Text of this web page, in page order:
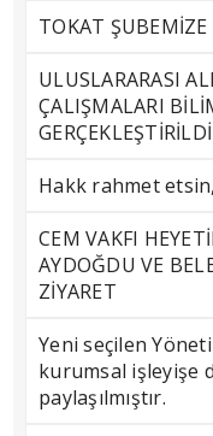
TOKAT ŞUBEMİZE
ULUSLARARASI
ÇALIŞMALARI
GERÇEKLEŞTİRİLDİ
Hakk rahmet
CEM VAKFI
AYDOĞDU VE
ZİYARET
Yeni seçilen
kurumsal işleyişe
paylaşılmıştır.